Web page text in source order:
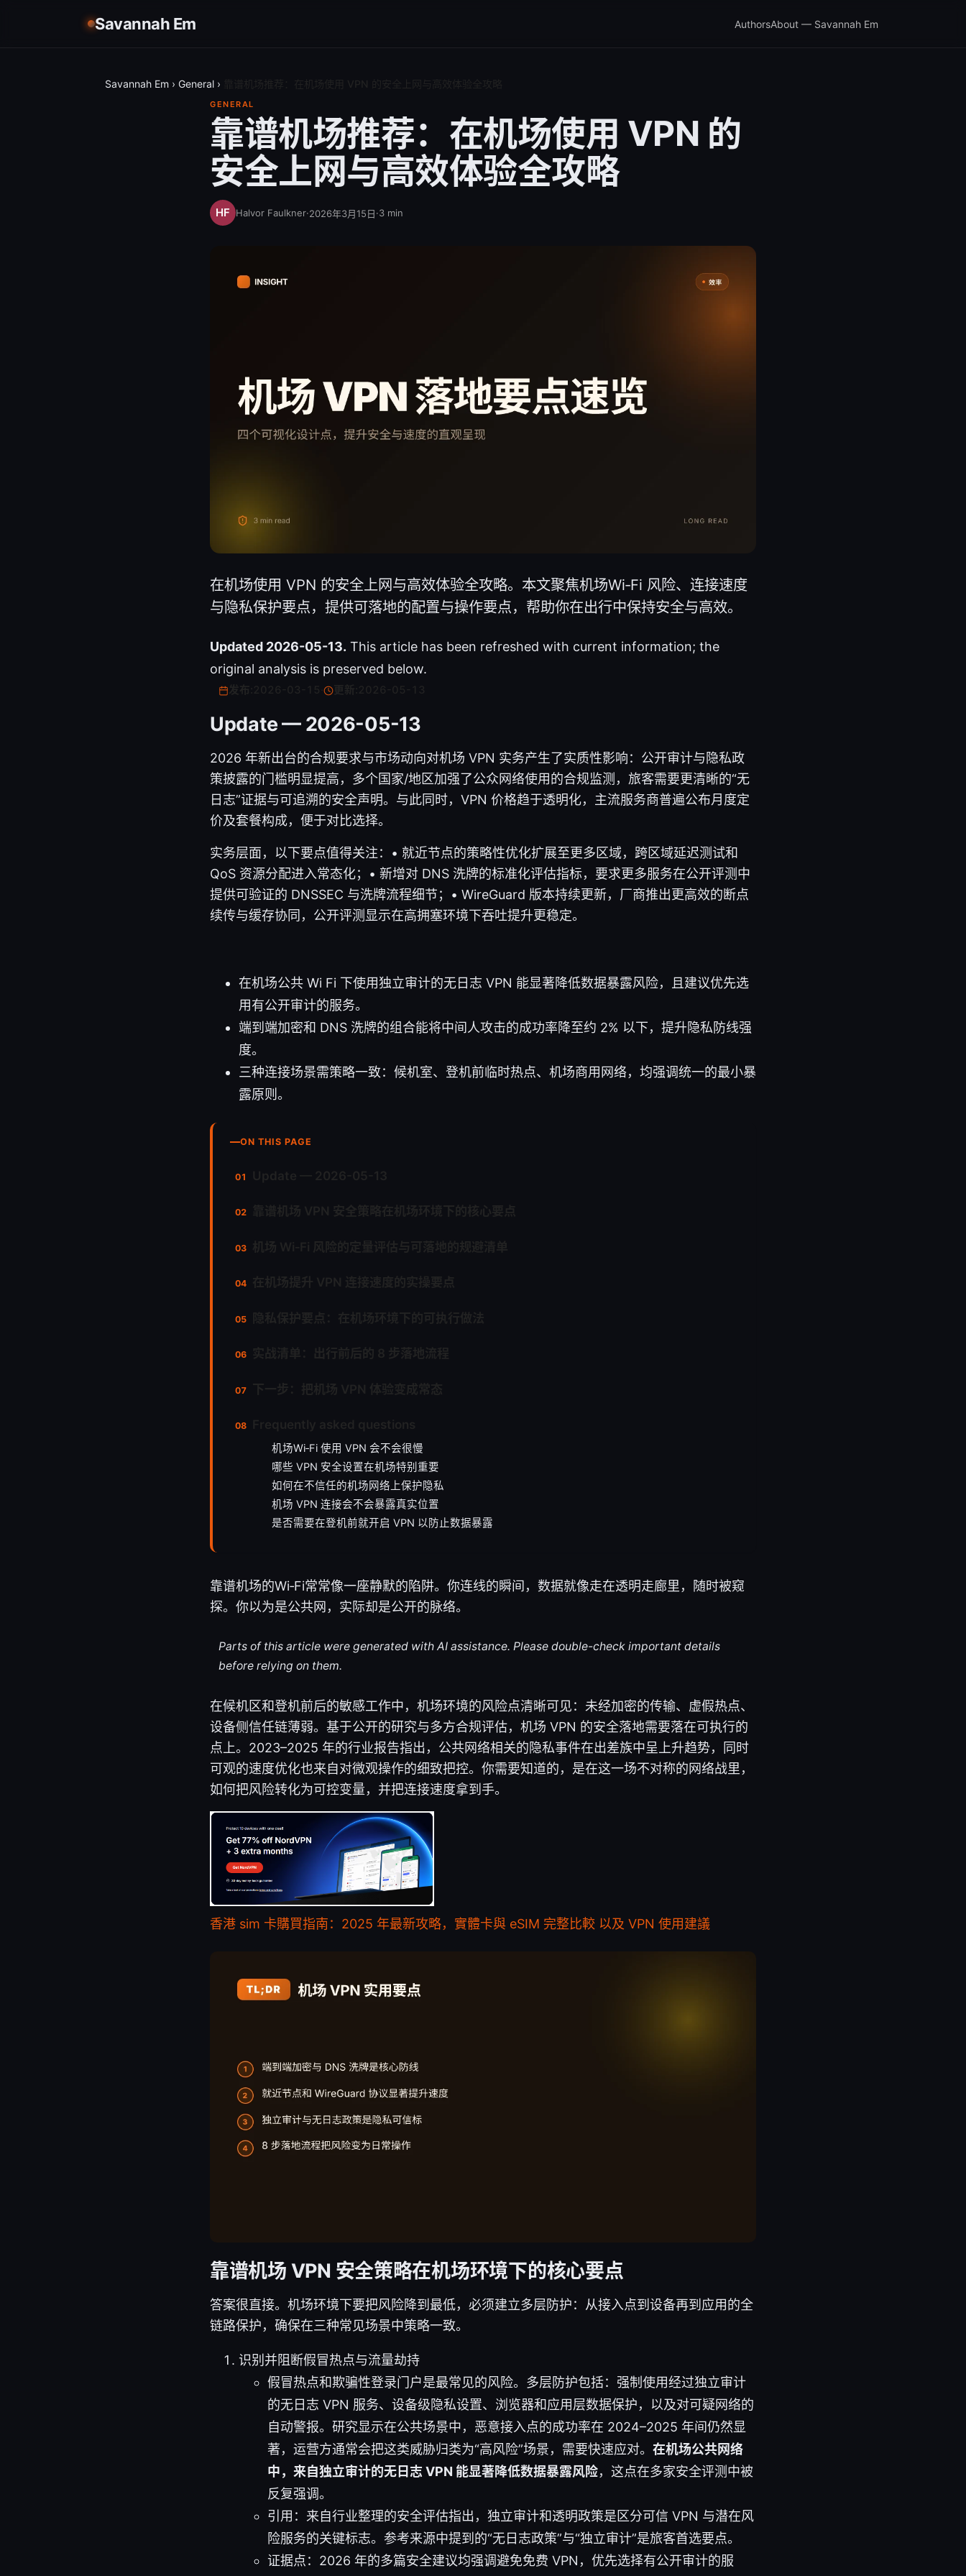
Savannah Em AuthorsAbout — Savannah Em
Savannah Em › General ›
GENERAL
靠谱机场推荐：在机场使用 VPN 的
安全上网与高效体验全攻略
Halvor Faulkner·2026年3月15日·3 min
在机场使用 VPN 的安全上网与高效体验全攻略。本文聚焦机场Wi‑Fi 风险、连接速度
与隐私保护要点，提供可落地的配置与操作要点，帮助你在出行中保持安全与高效。
Updated 2026-05-13. This article has been refreshed with current information; the
original analysis is preserved below.
更新:
Update — 2026-05-13
2026 年新出台的合规要求与市场动向对机场 VPN 实务产生了实质性影响：公开审计与隐私政
策披露的门槛明显提高，多个国家/地区加强了公众网络使用的合规监测，旅客需要更清晰的“无
日志”证据与可追溯的安全声明。与此同时，VPN 价格趋于透明化，主流服务商普遍公布月度定
价及套餐构成，便于对比选择。
实务层面，以下要点值得关注： • 就近节点的策略性优化扩展至更多区域，跨区域延迟测试和
QoS 资源分配进入常态化； • 新增对 DNS 洗牌的标准化评估指标，要求更多服务在公开评测中
提供可验证的 DNSSEC 与洗牌流程细节； • WireGuard 版本持续更新，厂商推出更高效的断点
续传与缓存协同，公开评测显示在高拥塞环境下吞吐提升更稳定。
在机场公共 Wi Fi 下使用独立审计的无日志 VPN 能显著降低数据暴露风险，且建议优先选
用有公开审计的服务。
端到端加密和 DNS 洗牌的组合能将中间人攻击的成功率降至约 2% 以下，提升隐私防线强
度。
三种连接场景需策略一致：候机室、登机前临时热点、机场商用网络，均强调统一的最小暴
露原则。
ON THIS PAGE
机场Wi‑Fi 使用 VPN 会不会很慢
哪些 VPN 安全设置在机场特别重要
如何在不信任的机场网络上保护隐私
机场 VPN 连接会不会暴露真实位置
是否需要在登机前就开启 VPN 以防止数据暴露
靠谱机场的Wi‑Fi常常像一座静默的陷阱。你连线的瞬间，数据就像走在透明走廊里，随时被窥
探。你以为是公共网，实际却是公开的脉络。
Parts of this article were generated with AI assistance. Please double-check important details
before relying on them.
在候机区和登机前后的敏感工作中，机场环境的风险点清晰可见：未经加密的传输、虚假热点、
设备侧信任链薄弱。基于公开的研究与多方合规评估，机场 VPN 的安全落地需要落在可执行的
点上。2023–2025 年的行业报告指出，公共网络相关的隐私事件在出差族中呈上升趋势，同时
可观的速度优化也来自对微观操作的细致把控。你需要知道的，是在这一场不对称的网络战里，
如何把风险转化为可控变量，并把连接速度拿到手。
香港 sim 卡購買指南：2025 年最新攻略，實體卡與 eSIM 完整比較 以及 VPN 使用建議
靠谱机场 VPN 安全策略在机场环境下的核心要点
答案很直接。机场环境下要把风险降到最低，必须建立多层防护：从接入点到设备再到应用的全
链路保护，确保在三种常见场景中策略一致。
识别并阻断假冒热点与流量劫持
假冒热点和欺骗性登录门户是最常见的风险。多层防护包括：强制使用经过独立审计
的无日志 VPN 服务、设备级隐私设置、浏览器和应用层数据保护，以及对可疑网络的
自动警报。研究显示在公共场景中，恶意接入点的成功率在 2024–2025 年间仍然显
著，运营方通常会把这类威胁归类为“高风险”场景，需要快速应对。 在机场公共网络
中，来自独立审计的无日志 VPN 能显著降低数据暴露风险，这点在多家安全评测中被
反复强调。
引用：来自行业整理的安全评估指出，独立审计和透明政策是区分可信 VPN 与潜在风
险服务的关键标志。参考来源中提到的“无日志政策”与“独立审计”是旅客首选要点。
证据点：2026 年的多篇安全建议均强调避免免费 VPN，优先选择有公开审计的服